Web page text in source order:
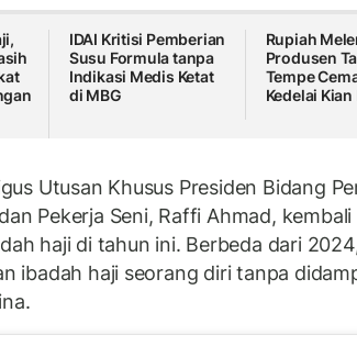
IDAI Kritisi Pemberian
Susu Formula tanpa
Indikasi Medis Ketat
di MBG
Rupiah
Produsen
Tempe
Kedelai
Utusan Khusus Presiden Bidang
Pekerja Seni, Raffi Ahmad, kembali
haji di tahun ini. Berbeda dari
ibadah haji seorang diri tanpa